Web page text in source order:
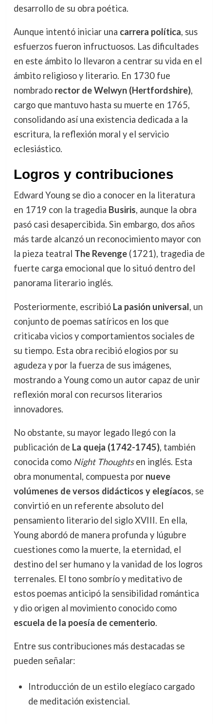
desarrollo de su obra poética.
Aunque intentó iniciar una carrera política, sus
esfuerzos fueron infructuosos. Las dificultades
en este ámbito lo llevaron a centrar su vida en el
ámbito religioso y literario. En 1730 fue
nombrado rector de Welwyn (Hertfordshire),
cargo que mantuvo hasta su muerte en 1765,
consolidando así una existencia dedicada a la
escritura, la reflexión moral y el servicio
eclesiástico.
Logros y contribuciones
Edward Young se dio a conocer en la literatura
en 1719 con la tragedia Busiris, aunque la obra
pasó casi desapercibida. Sin embargo, dos años
más tarde alcanzó un reconocimiento mayor con
la pieza teatral The Revenge(1721), tragedia de
fuerte carga emocional que lo situó dentro del
panorama literario inglés.
Posteriormente, escribió La pasión universal, un
conjunto de poemas satíricos en los que
criticaba vicios y comportamientos sociales de
su tiempo. Esta obra recibió elogios por su
agudeza y por la fuerza de sus imágenes,
mostrando a Young como un autor capaz de unir
reflexión moral con recursos literarios
innovadores.
No obstante, su mayor legado llegó con la
publicación de La queja (1742-1745), también
conocida como Night Thoughtsen inglés. Esta
obra monumental, compuesta por nueve
volúmenes de versos didácticos y elegíacos, se
convirtió en un referente absoluto del
pensamiento literario del siglo XVIII. En ella,
Young abordó de manera profunda y lúgubre
cuestiones como la muerte, la eternidad, el
destino del ser humano y la vanidad de los logros
terrenales. El tono sombrío y meditativo de
estos poemas anticipó la sensibilidad romántica
y dio origen al movimiento conocido como
escuela de la poesía de cementerio.
Entre sus contribuciones más destacadas se
pueden señalar:
Introducción de un estilo elegíaco cargado
de meditación existencial.